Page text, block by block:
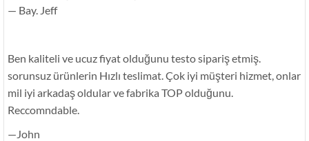
— Bay. Jeff
Ben kaliteli ve ucuz fiyat olduğunu testo sipariş etmiş.
sorunsuz ürünlerin Hızlı teslimat. Çok iyi müşteri hizmet, onlar
mil iyi arkadaş oldular ve fabrika TOP olduğunu.
Reccomndable.
—John